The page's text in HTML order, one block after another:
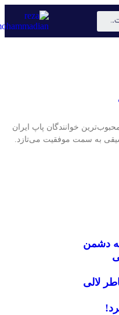
از محبوب‌ترین خوانندگان پاپ ایران
به سمت موفقیت می‌تازد.
دشمن
لالی